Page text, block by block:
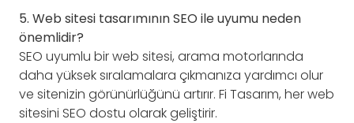
5. Web sitesi tasarımının SEO ile uyumu neden
önemlidir?
SEO uyumlu bir web sitesi, arama motorlarında
daha yüksek sıralamalara çıkmanıza yardımcı olur
ve sitenizin görünürlüğünü artırır. Fi Tasarım, her web
sitesini SEO dostu olarak geliştirir.